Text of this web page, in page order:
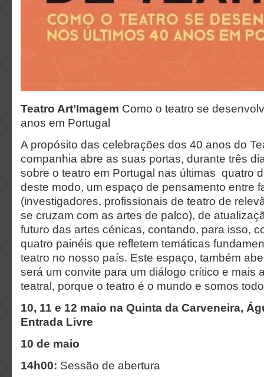
Teatro Art’Imagem Como o teatro se
anos em Portugal
A propósito das celebrações dos 40 anos do
companhia abre as suas portas, durante três
sobre o teatro em Portugal nas últimas quatro
deste modo, um espaço de pensamento entre
(investigadores, profissionais de teatro de
se cruzam com as artes de palco), de
futuro das artes cénicas, contando, para isso,
quatro painéis que refletem temáticas
teatro no nosso país. Este espaço, também
será um convite para um diálogo crítico e mais
teatral, porque o teatro é o mundo e somos
10, 11 e 12 maio na Quinta da Carveneira,
Entrada Livre
10 de maio
14h00: Sessão de abertura